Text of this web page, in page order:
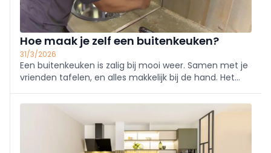
Hoe maak je zelf een buitenkeuken?
31/3/2026
Een buitenkeuken is zalig bij mooi weer. Samen met je
vrienden tafelen, en alles makkelijk bij de hand. Het
naast elkaar kunnen worden geplaatst.